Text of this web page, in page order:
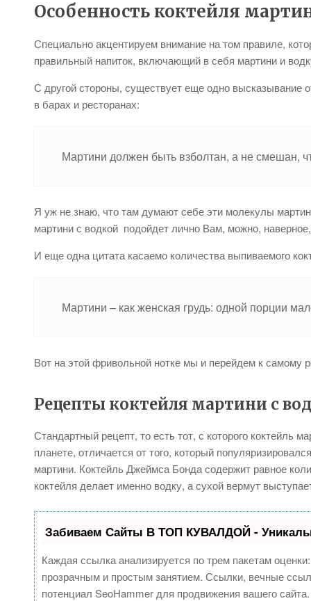
Особенность коктейля
Специально акцентируем внимание на том правиле,
правильный напиток, включающий в себя мартини и
С другой стороны, существует еще одно высказывание
в барах и ресторанах:
Мартини должен быть взболтан, а не смешан,
Я уж не знаю, что там думают себе эти молекулы
мартини с водкой подойдет лично Вам, можно,
И еще одна цитата касаемо количества выпиваемого
Мартини – как женская грудь: одной порции
Вот на этой фривольной нотке мы и перейдем к
Рецепты коктейля мартини с
Стандартный рецепт, то есть тот, с которого коктейль
планете, отличается от того, который
мартини. Коктейль Джеймса Бонда содержит равное
коктейля делает именно водку, а сухой вермут
Забиваем Сайты В ТОП КУВАЛДОЙ -
Каждая ссылка анализируется по трем пакетам
прозрачным и простым занятием. Ссылки, вечные
потенциал SeoHammer для продвижения вашего сайта.